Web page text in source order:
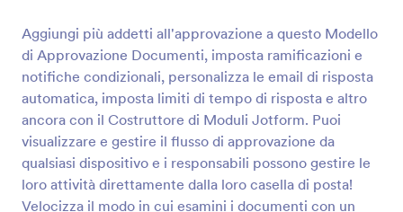
Aggiungi più addetti all'approvazione a questo Modello
di Approvazione Documenti, imposta ramificazioni e
notifiche condizionali, personalizza le email di risposta
automatica, imposta limiti di tempo di risposta e altro
ancora con il Costruttore di Moduli Jotform. Puoi
visualizzare e gestire il flusso di approvazione da
qualsiasi dispositivo e i responsabili possono gestire le
loro attività direttamente dalla loro casella di posta!
Velocizza il modo in cui esamini i documenti con un